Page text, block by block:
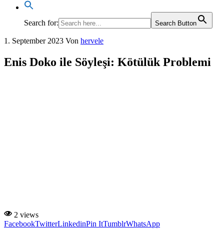
Search for: Search Button
1. September 2023 Von hervele
Enis Doko ile Söyleşi: Kötülük Problemi
2 views
FacebookTwitterLinkedinPin ItTumblrWhatsApp